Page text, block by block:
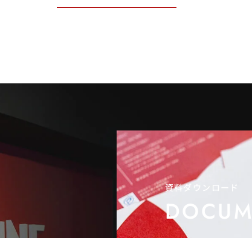
資料ダウンロード